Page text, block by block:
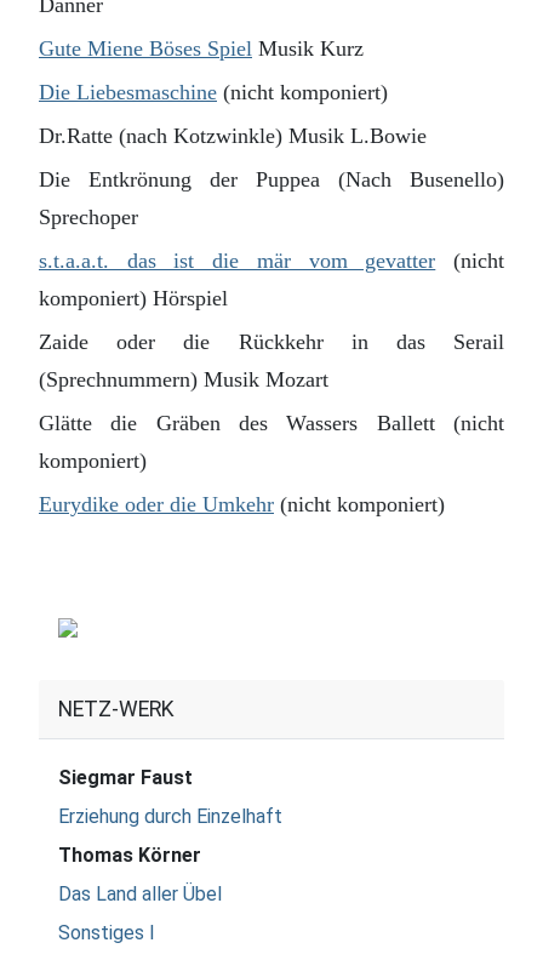
Gute Miene Böses Spiel Musik Kurz
Die Liebesmaschine (nicht komponiert)
Dr.Ratte (nach Kotzwinkle) Musik L.Bowie
Die Entkrönung der Puppea (Nach Busenello)
Sprechoper
s.t.a.a.t. das ist die mär vom gevatter (nicht
komponiert) Hörspiel
Zaide oder die Rückkehr in das Serail
(Sprechnummern) Musik Mozart
Glätte die Gräben des Wassers Ballett (nicht
komponiert)
Eurydike oder die Umkehr (nicht komponiert)
NETZ-WERK
Siegmar Faust
Erziehung durch Einzelhaft
Thomas Körner
Das Land aller Übel
Sonstiges I